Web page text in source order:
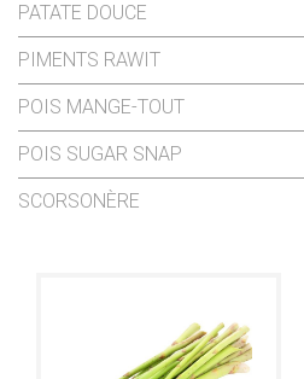
PATATE DOUCE
PIMENTS RAWIT
POIS MANGE-TOUT
POIS SUGAR SNAP
SCORSONÈRE